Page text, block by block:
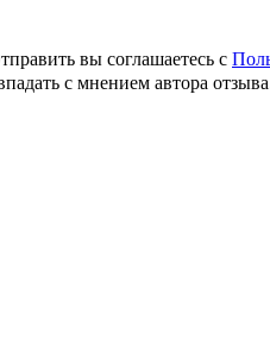
вы соглашаетесь с
с мнением автора